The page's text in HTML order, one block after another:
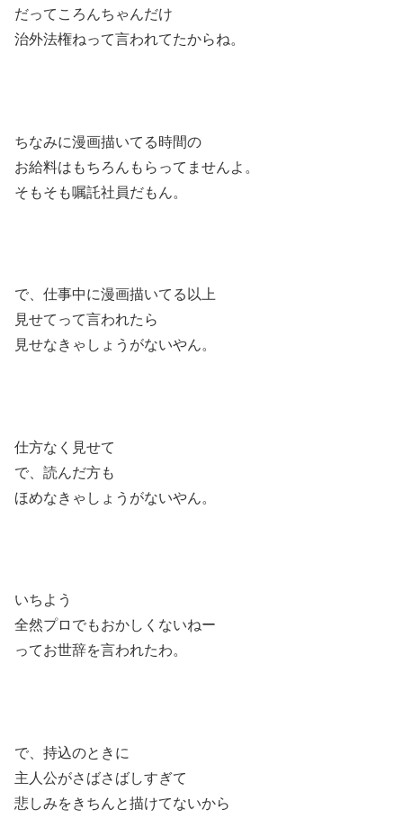
だってころんちゃんだけ
治外法権ねって言われてたからね。
ちなみに漫画描いてる時間の
お給料はもちろんもらってませんよ。
そもそも嘱託社員だもん。
で、仕事中に漫画描いてる以上
見せてって言われたら
見せなきゃしょうがないやん。
仕方なく見せて
で、読んだ方も
ほめなきゃしょうがないやん。
いちよう
全然プロでもおかしくないねー
ってお世辞を言われたわ。
で、持込のときに
主人公がさばさばしすぎて
悲しみをきちんと描けてないから